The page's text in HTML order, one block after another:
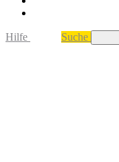
Hilfe Suche